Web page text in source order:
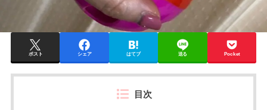
ポスト シェア はてブ 送る Pocket
目次